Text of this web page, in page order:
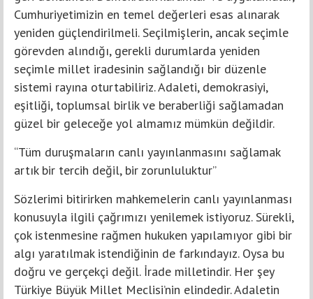
Cumhuriyetimizin en temel değerleri esas alınarak
yeniden güçlendirilmeli. Seçilmişlerin, ancak seçimle
görevden alındığı, gerekli durumlarda yeniden
seçimle millet iradesinin sağlandığı bir düzenle
sistemi rayına oturtabiliriz. Adaleti, demokrasiyi,
eşitliği, toplumsal birlik ve beraberliği sağlamadan
güzel bir geleceğe yol almamız mümkün değildir.
“Tüm duruşmaların canlı yayınlanmasını sağlamak
artık bir tercih değil, bir zorunluluktur”
Sözlerimi bitirirken mahkemelerin canlı yayınlanması
konusuyla ilgili çağrımızı yenilemek istiyoruz. Sürekli,
çok istenmesine rağmen hukuken yapılamıyor gibi bir
algı yaratılmak istendiğinin de farkındayız. Oysa bu
doğru ve gerçekçi değil. İrade milletindir. Her şey
Türkiye Büyük Millet Meclisi’nin elindedir. Adaletin